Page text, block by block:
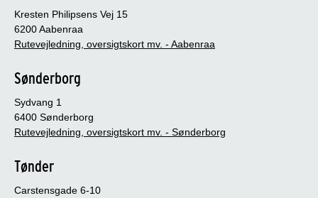
Kresten Philipsens Vej 15
6200 Aabenraa
Rutevejledning, oversigtskort mv. - Aabenraa
Sønderborg
Sydvang 1
6400 Sønderborg
Rutevejledning, oversigtskort mv. - Sønderborg
Tønder
Carstensgade 6-10